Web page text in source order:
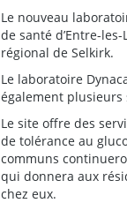
Le nouveau
de santé d’Entre-
régional de Selkirk.
Le laboratoire
également plusieurs
Le site offre des
de tolérance au
communs
qui donnera aux
chez eux.